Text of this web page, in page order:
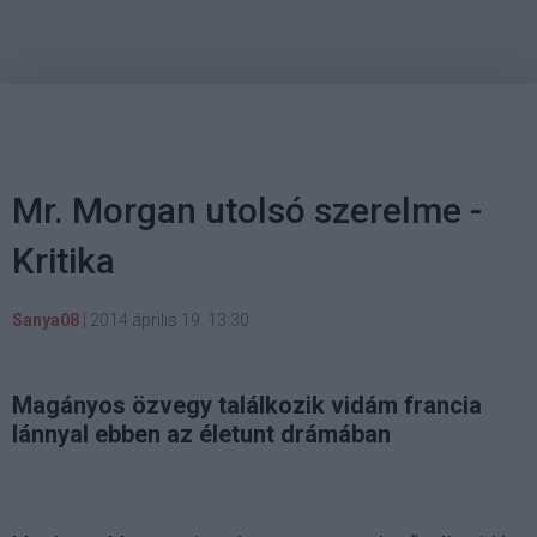
Mr. Morgan utolsó szerelme -
Kritika
Sanya08 2014 április 19. 13:30
Magányos özvegy találkozik vidám francia
lánnyal ebben az életunt drámában